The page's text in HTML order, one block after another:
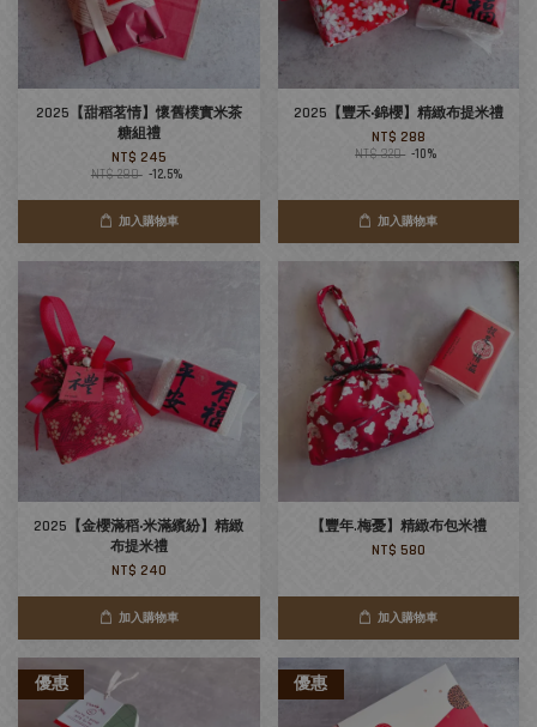
2025【甜稻茗情】懷舊樸實米茶
糖組禮
NT$ 245
NT$ 280 -12.5%
加入購物車
2025【豐禾‧錦櫻】精緻布提米禮
NT$ 288
NT$ 320 -10%
加入購物車
2025【金櫻滿稻‧米滿繽紛】精緻
布提米禮
NT$ 240
加入購物車
【豐年.梅憂】精緻布包米禮
NT$ 580
加入購物車
優惠 優惠